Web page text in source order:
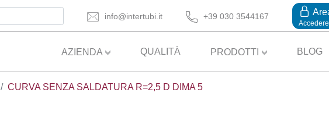
info@intertubi.it +39 030 3544167
AZIENDA QUALITÀ PRODOTTI BLOG
CURVA SENZA SALDATURA R=2,5 D DIMA 5